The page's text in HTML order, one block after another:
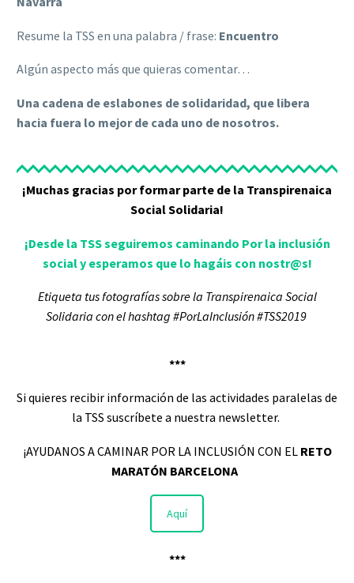
Resume la TSS en una palabra / frase: Encuentro
Algún aspecto más que quieras comentar…
Una cadena de eslabones de solidaridad, que libera
hacia fuera lo mejor de cada uno de nosotros.
¡Muchas gracias por formar parte de la Transpirenaica
Social Solidaria!
¡Desde la TSS seguiremos caminando Por la inclusión
social y esperamos que lo hagáis con nostr@s!
Etiqueta tus fotografías sobre la Transpirenaica Social
Solidaria con el hashtag #PorLaInclusión #TSS2019
***
Si quieres recibir información de las actividades paralelas de
la TSS suscríbete a nuestra newsletter.
¡AYUDANOS A CAMINAR POR LA INCLUSIÓN CON EL RETO
MARATÓN BARCELONA
Aquí
***